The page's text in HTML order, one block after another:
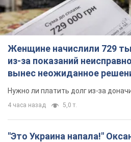
Женщине начислили 729
из-за показаний
вынес неожиданное
Нужно ли платить долг из-за
4 часа назад 5,0 т.
"Это Украина напала!"